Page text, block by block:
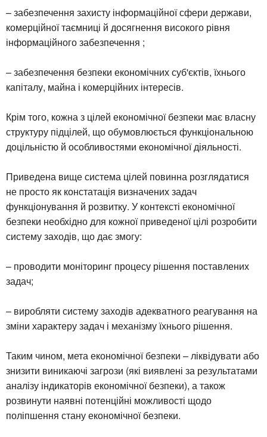
– забезпечення захисту інформаційної сфери держави,
комерційної таємниці й досягнення високого рівня
інформаційного забезпечення ;
– забезпечення безпеки економічних суб'єктів, їхнього
капіталу, майна і комерційних інтересів.
Крім того, кожна з цілей економічної безпеки має власну
структуру підцілей, що обумовлюється функціональною
доцільністю й особливостями економічної діяльності.
Приведена вище система цілей повинна розглядатися
не просто як констатація визначених задач
функціонування й розвитку. У контексті економічної
безпеки необхідно для кожної приведеної цілі розробити
систему заходів, що дає змогу:
– проводити моніторинг процесу рішення поставлених
задач;
– виробляти систему заходів адекватного реагування на
зміни характеру задач і механізму їхнього рішення.
Таким чином, мета економічної безпеки – ліквідувати або
знизити виникаючі загрози (які виявлені за результатами
аналізу індикаторів економічної безпеки), а також
розвинути наявні потенційні можливості щодо
поліпшення стану економічної безпеки.